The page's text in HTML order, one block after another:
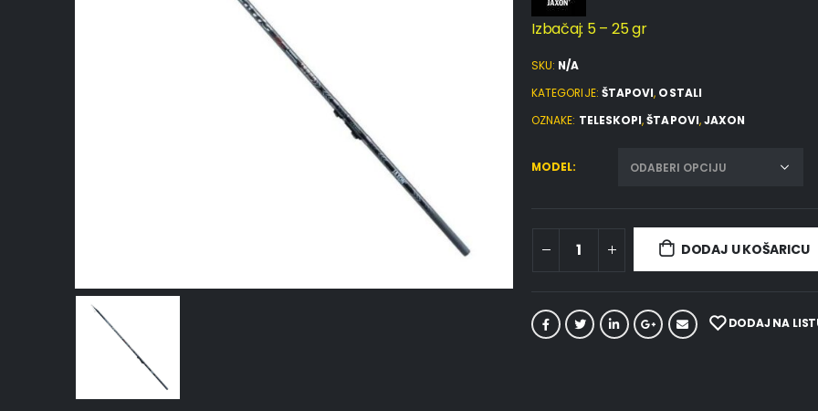
Izbačaj: 5 – 25 gr
SKU: N/A
KATEGORIJE: ŠTAPOVI, OSTALI
OZNAKE: TELESKOPI,ŠTAPOVI,JAXON
MODEL
DODAJ U KOŠARICU
DODAJ NA